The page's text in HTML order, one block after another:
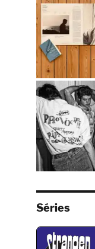
Séries